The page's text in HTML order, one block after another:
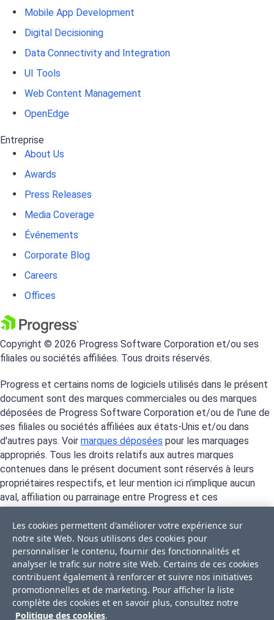
Mobile App Development
Digital Decisioning
Data Connectivity and Integration
UI Tools
Web Content Management
OpenEdge
Entreprise
About Us
Awards
Press Releases
Media Coverage
Événements
Corporate Blog
Careers
Offices
Copyright © 2026 Progress Software Corporation et/ou ses
filiales ou sociétés affiliées. Tous droits réservés.
Progress et certains noms de logiciels utilisés dans le présent
document sont des marques commerciales ou des marques
déposées de Progress Software Corporation et/ou de l'une de
ses filiales ou sociétés affiliées aux états-Unis et/ou dans
d'autres pays. Voir marques déposées pour les marquages
appropriés. Tous les droits relatifs aux autres marques
contenues dans le présent document sont réservés à leurs
propriétaires respectifs, et leur mention ici n’implique aucun
aval, affiliation ou parrainage entre Progress et ces
Les cookies permettent d'améliorer votre expérience sur
notre site Web. Nous utilisons des cookies pour
personnaliser le contenu, fournir des fonctionnalités et
analyser le trafic sur notre site Web. Certains de ces cookies
contribuent également à renforcer et suivre nos initiatives
promotionnelles et de marketing. Pour afficher la liste
complète des cookies et en savoir plus, consultez notre
Politique des cookies.